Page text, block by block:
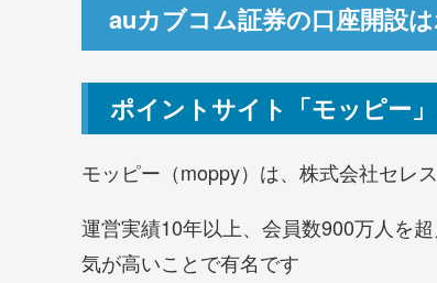
auカブコム証券の口座開設
ポイントサイト「モッピー
モッピー（moppy）は、株式会社セレ
運営実績10年以上、会員数900万人を
気が高いことで有名です